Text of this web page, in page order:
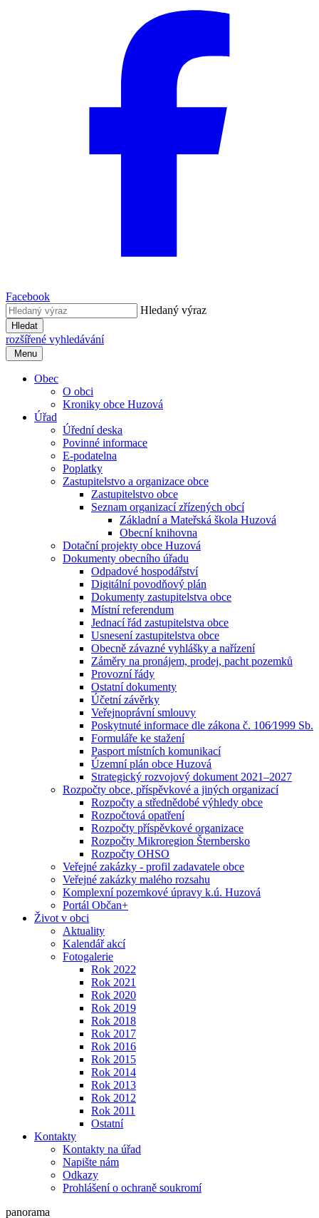
Facebook
Hledaný výraz
Hledat
rozšířené vyhledávání
Menu
Obec
O obci
Kroniky obce Huzová
Úřad
Úřední deska
Povinné informace
E-podatelna
Poplatky
Zastupitelstvo a organizace obce
Zastupitelstvo obce
Seznam organizací zřízených obcí
Základní a Mateřská škola Huzová
Obecní knihovna
Dotační projekty obce Huzová
Dokumenty obecního úřadu
Odpadové hospodářství
Digitální povodňový plán
Dokumenty zastupitelstva obce
Místní referendum
Jednací řád zastupitelstva obce
Usnesení zastupitelstva obce
Obecně závazné vyhlášky a nařízení
Záměry na pronájem, prodej, pacht pozemků
Provozní řády
Ostatní dokumenty
Účetní závěrky
Veřejnoprávní smlouvy
Poskytnuté informace dle zákona č. 106⁄1999 Sb.
Formuláře ke stažení
Pasport místních komunikací
Územní plán obce Huzová
Strategický rozvojový dokument 2021–2027
Rozpočty obce, příspěvkové a jiných organizací
Rozpočty a střednědobé výhledy obce
Rozpočtová opatření
Rozpočty příspěvkové organizace
Rozpočty Mikroregion Šternbersko
Rozpočty OHSO
Veřejné zakázky - profil zadavatele obce
Veřejné zakázky malého rozsahu
Komplexní pozemkové úpravy k.ú. Huzová
Portál Občan+
Život v obci
Aktuality
Kalendář akcí
Fotogalerie
Rok 2022
Rok 2021
Rok 2020
Rok 2019
Rok 2018
Rok 2017
Rok 2016
Rok 2015
Rok 2014
Rok 2013
Rok 2012
Rok 2011
Ostatní
Kontakty
Kontakty na úřad
Napište nám
Odkazy
Prohlášení o ochraně soukromí
panorama